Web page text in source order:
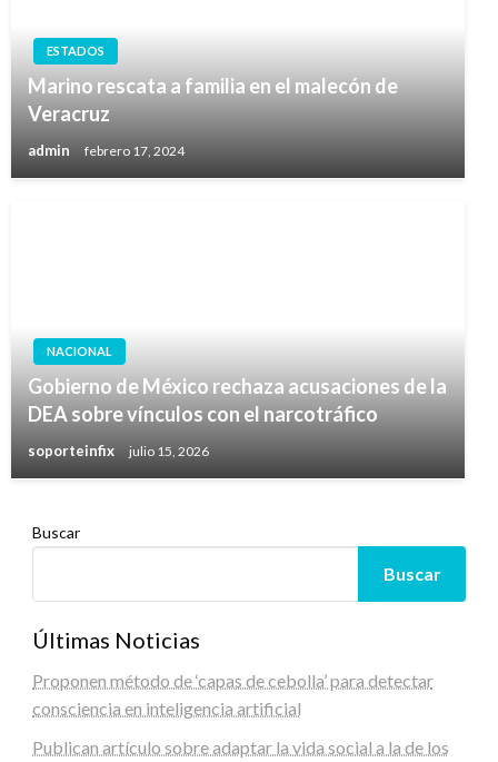
ESTADOS
Marino rescata a familia en el malecón de
Veracruz
admin febrero 17, 2024
NACIONAL
Gobierno de México rechaza acusaciones de la
DEA sobre vínculos con el narcotráfico
soporteinfix julio 15, 2026
Buscar
Buscar
Últimas Noticias
Proponen método de ‘capas de cebolla’ para detectar
consciencia en inteligencia artificial
Publican artículo sobre adaptar la vida social a la de los